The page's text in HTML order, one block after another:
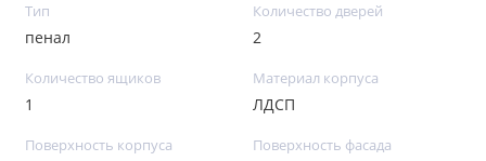
Тип
пенал
Количество дверей
2
Количество ящиков
1
Материал корпуса
ЛДСП
Поверхность корпуса Поверхность фасада